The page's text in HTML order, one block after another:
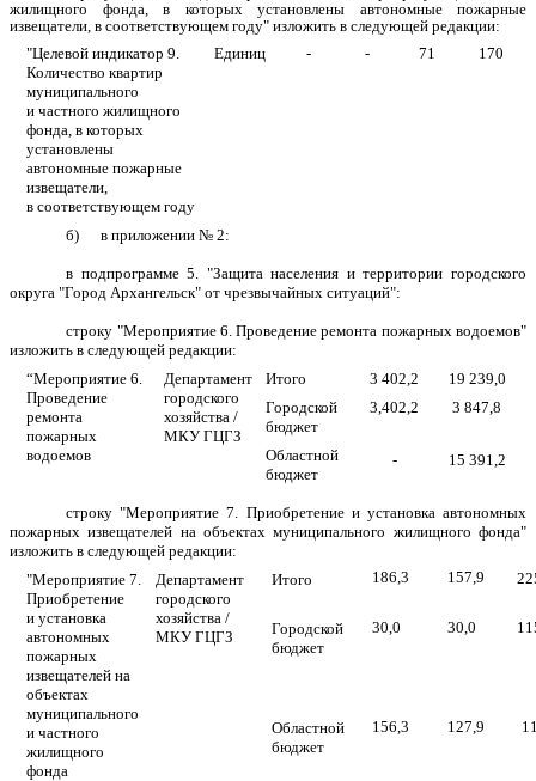
жилищного фонда, в которых установлены автономные пожарные
извещатели, в соответствующем году" изложить в следующей редакции:
"Целевой индикатор 9.
Количество квартир
муниципального
и частного жилищного
фонда, в которых
установлены
автономные пожарные
извещатели,
в соответствующем году
Единиц - - 71 170
б) в приложении № 2:
в подпрограмме 5. "Защита населения и территории городского
округа "Город Архангельск" от чрезвычайных ситуаций":
строку "Мероприятие 6. Проведение ремонта пожарных водоемов"
изложить в следующей редакции:
“Мероприятие 6.
Проведение
ремонта
пожарных
водоемов
Департамент
городского
хозяйства /
МКУ ГЦГЗ
Итого 3 402,2 19 239,0
Городской
бюджет
3,402,2 3 847,8
Областной
бюджет
- 15 391,2
строку"Мероприятие 7. Приобретение и установка автономных
пожарных извещателей на объектах муниципального жилищного фонда"
изложить в следующей редакции:
"Мероприятие 7.
Приобретение
и установка
автономных
пожарных
извещателей на
объектах
муниципального
и частного
жилищного
фонда
Департамент
городского
хозяйства /
МКУ ГЦГЗ
Итого 186,3 157,9
Городской
бюджет
30,0 30,0
Областной
бюджет
156,3 127,9